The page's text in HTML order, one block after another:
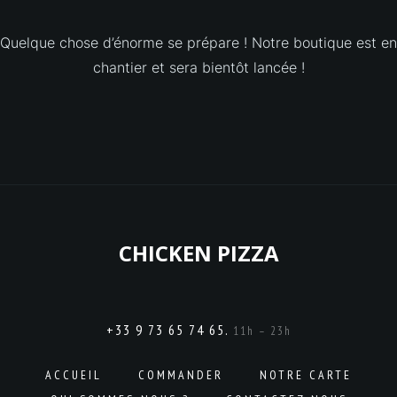
Quelque chose d’énorme se prépare ! Notre boutique est en
chantier et sera bientôt lancée !
CHICKEN PIZZA
+33 9 73 65 74 65. 11h – 23h
ACCUEIL COMMANDER
NOTRE CARTE